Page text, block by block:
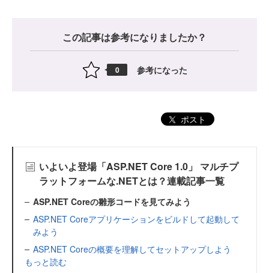
この記事は参考になりましたか？
0 参考になった
ポスト
いよいよ登場「ASP.NET Core 1.0」 マルチプ
ラットフォームな.NETとは？連載記事一覧
ASP.NET Coreの雛形コードを見てみよう
ASP.NET Coreアプリケーションをビルドして起動して
みよう
ASP.NET Coreの概要を理解してセットアップしよう
もっと読む